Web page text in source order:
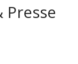
Presse